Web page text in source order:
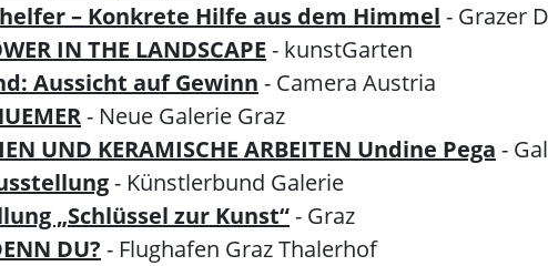
– Konkrete Hilfe aus dem Himmel - Grazer
IN THE LANDSCAPE - kunstGarten
Aussicht auf Gewinn - Camera Austria
- Neue Galerie Graz
UND KERAMISCHE ARBEITEN Undine Pega -
- Künstlerbund Galerie
„Schlüssel zur Kunst“- Graz
DU? - Flughafen Graz Thalerhof